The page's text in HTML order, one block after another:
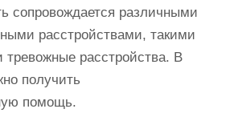
сопровождается различными
расстройствами, такими
тревожные расстройства. В
получить
помощь.